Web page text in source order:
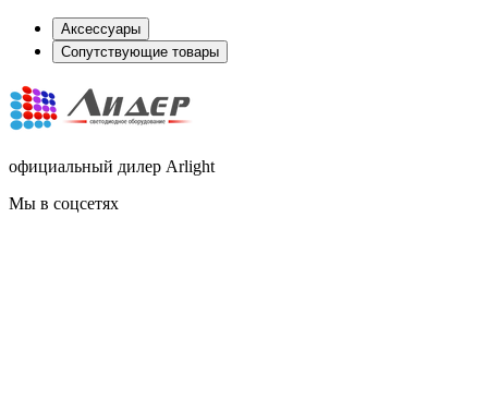
Аксессуары
Сопутствующие товары
официальный дилер Arlight
Мы в соцсетях